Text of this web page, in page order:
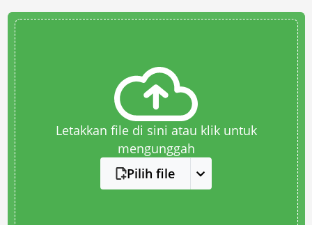
Letakkan file di sini atau klik untuk
mengunggah
Pilih file